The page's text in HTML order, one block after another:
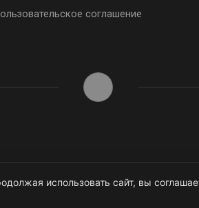
соглашение
использовать сайт, вы